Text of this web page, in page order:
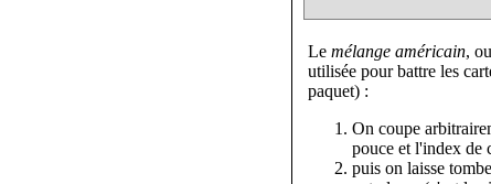
Lemélange américain,
utilisée pour battre les
paquet) :
On coupe
pouce et l'index de
puis on laisse